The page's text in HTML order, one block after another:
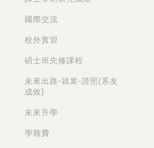
國際交流
校外實習
碩士班先修課程
未來出路-就業-證照(系友
成效)
未來升學
學雜費